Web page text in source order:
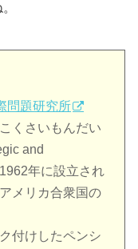
問題研究所
くさいもんだい
and
年に設立され
メリカ合衆国の
付けしたペンシ